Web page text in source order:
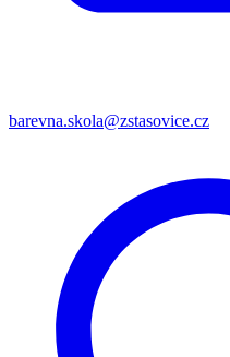
barevna.skola@zstasovice.cz